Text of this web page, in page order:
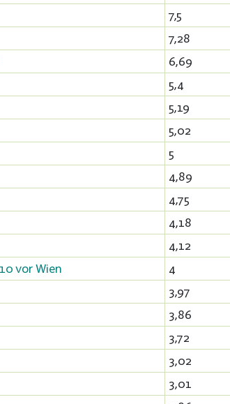
7,5
7,28
6,69
5,4
5,19
5,02
5
4,89
4,75
4,18
4,12
vor Wien
4
3,97
3,86
3,72
3,02
3,01